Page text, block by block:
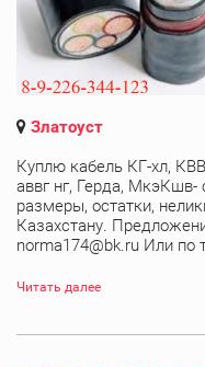
Златоуст
Куплю кабель КГ-хл,
аввг нг, Герда, МкэКшв-
размеры, остатки,
Казахстану.
norma174@bk.ru Или по
Читать далее